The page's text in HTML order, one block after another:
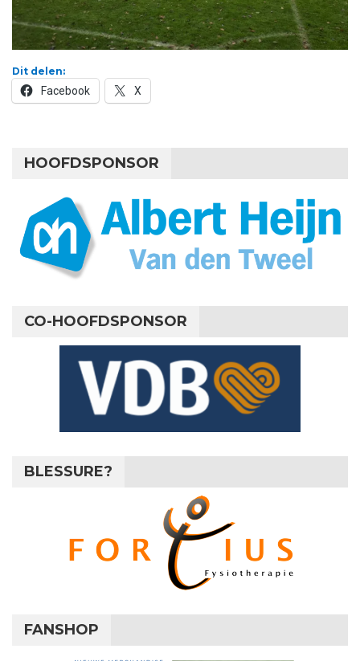
Dit delen:
Facebook X
HOOFDSPONSOR
CO-HOOFDSPONSOR
BLESSURE?
FANSHOP